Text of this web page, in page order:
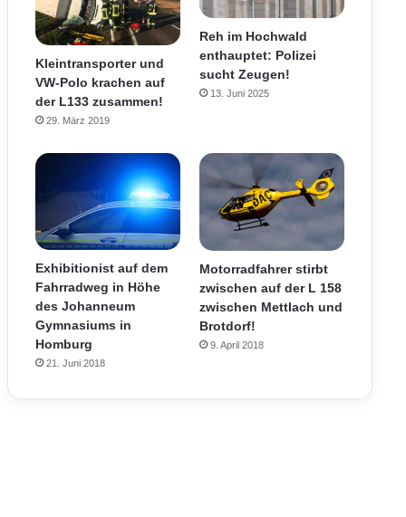
Kleintransporter und
VW-Polo krachen auf
der L133 zusammen!
29. März 2019
Reh im Hochwald
enthauptet: Polizei
sucht Zeugen!
13. Juni 2025
Exhibitionist auf dem
Fahrradweg in Höhe
des Johanneum
Gymnasiums in
Homburg
21. Juni 2018
Motorradfahrer stirbt
zwischen auf der L 158
zwischen Mettlach und
Brotdorf!
9. April 2018